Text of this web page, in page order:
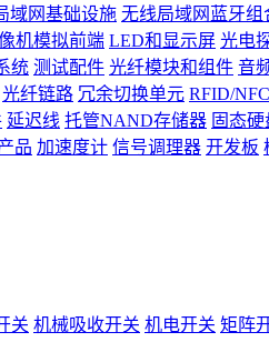
域网基础设施 无线局域网蓝牙组
机模拟前端 LED和显示屏 光电
统 测试配件 光纤模块和组件 音
光纤链路 冗余切换单元 RFID/NFC
延迟线 托管NAND存储器 固态硬
品 加速度计 信号调理器 开发板
关 机械吸收开关 机电开关 矩阵